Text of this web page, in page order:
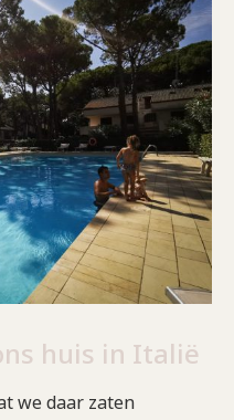
huis in Italië
we daar zaten